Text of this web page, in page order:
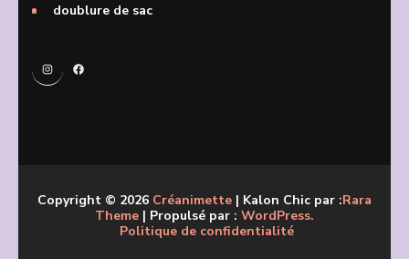
doublure de sac
InstagramFacebook
Copyright © 2026 Créanimette | Kalon Chic par :Rara
Theme | Propulsé par : WordPress.
Politique de confidentialité